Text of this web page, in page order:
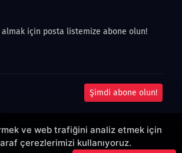
için posta listemize abone olun!
Şimdi abone olun!
2022© - Allright reserved.
ve web trafiğini analiz etmek için
çerezlerimizi kullanıyoruz.